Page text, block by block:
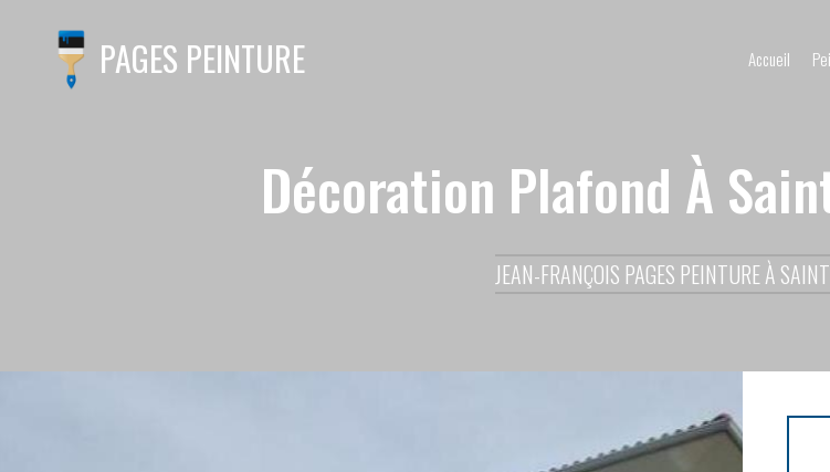
PAGES PEINTURE Accueil
Décoration Plafond À
JEAN-FRANÇOIS PAGES PEINTURE À